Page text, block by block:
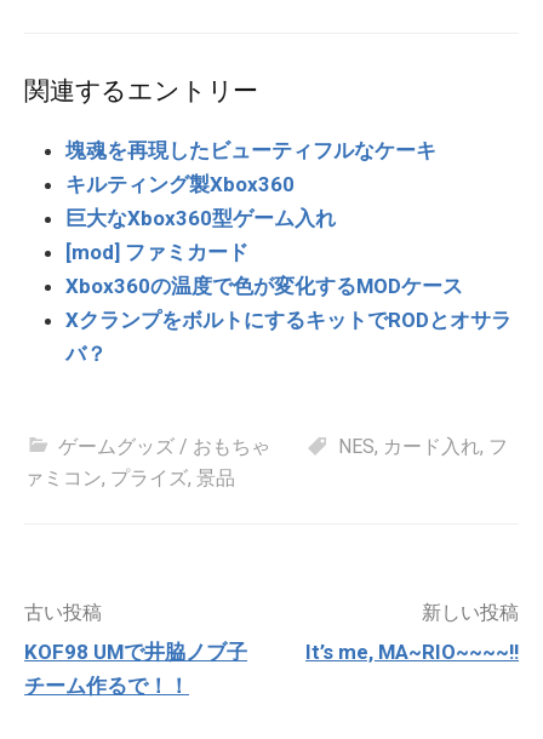
関連するエントリー
塊魂を再現したビューティフルなケーキ
キルティング製Xbox360
巨大なXbox360型ゲーム入れ
[mod] ファミカード
Xbox360の温度で色が変化するMODケース
XクランプをボルトにするキットでRODとオサラ
バ？
ゲームグッズ / おもちゃ NES, カード入れ, フ
ァミコン, プライズ, 景品
投
ナ
ビ
古い投稿
KOF98 UMで井脇ノブ子
チーム作るで！！
新しい投稿
It’s me, MA~RIO~~~~!!